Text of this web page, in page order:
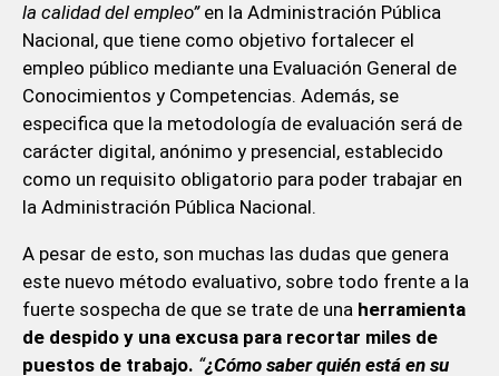
la calidad del empleo”en la Administración Pública
Nacional, que tiene como objetivo fortalecer el
empleo público mediante una Evaluación General de
Conocimientos y Competencias. Además, se
especifica que la metodología de evaluación será de
carácter digital, anónimo y presencial, establecido
como un requisito obligatorio para poder trabajar en
la Administración Pública Nacional.
A pesar de esto, son muchas las dudas que genera
este nuevo método evaluativo, sobre todo frente a la
fuerte sospecha de que se trate de una herramienta
de despido y una excusa para recortar miles de
puestos de trabajo. “¿Cómo saber quién está en su